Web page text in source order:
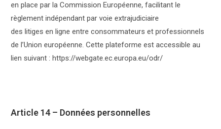
en place par la Commission Européenne, facilitant le
règlement indépendant par voie extrajudiciaire
des litiges en ligne entre consommateurs et professionnels
de l’Union européenne. Cette plateforme est accessible au
lien suivant : https://webgate.ec.europa.eu/odr/
Article 14 – Données personnelles